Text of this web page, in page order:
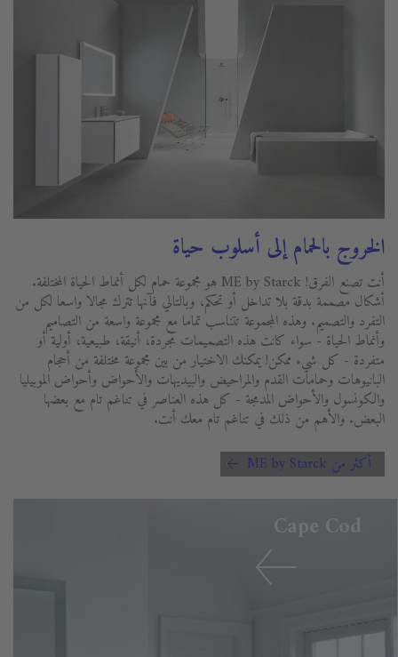
الخروج بالحمام إلى أسلوب حياة
أنت تصنع الفرق! ME by Starck هو مجموعة حمام لكل أنماط الحياة المختلفة.
أشكال مصممة بدقة بلا تداخل أو تحكم، وبالتالي فآنها تترك مجالا واسعا لكل من
التفرد والتصميم. وهذه المجموعة تتناسب تماما مع مجموعة واسعة من التصاميم
وأنماط الحياة - سواء كانت هذه التصميمات مجردة، أنيقة، طبيعية، أولية أو
متفردة - كل شيء ممكن! يمكنك الاختيار من بين مجموعة مختلفة من أحجام
البانيوهات وحمامات القدم والمراحيض والبيديهات والأحواض وأحواض الموبيليا
والكونسول والأحواض المدمجة - كل هذه العناصر في تناغم تام مع بعضها
البعض. والأهم من ذلك في تناغم تام معك أنت.
أكثر من ME by Starck
Cape Cod